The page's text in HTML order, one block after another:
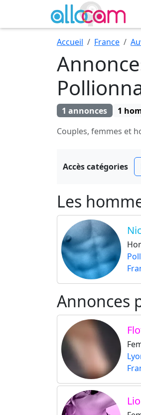
Accueil France
1 annonces
1
Couples, femmes et
Accès catégories
Les
Annonces